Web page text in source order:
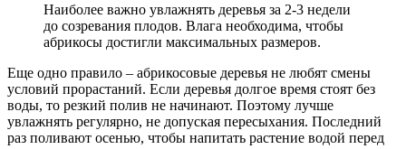
Наиболее важно увлажнять деревья за 2-3 недели
до созревания плодов. Влага необходима, чтобы
абрикосы достигли максимальных размеров.
Еще одно правило – абрикосовые деревья не любят смены
условий прорастаний. Если деревья долгое время стоят без
воды, то резкий полив не начинают. Поэтому лучше
увлажнять регулярно, не допуская пересыхания. Последний
раз поливают осенью, чтобы напитать растение водой перед